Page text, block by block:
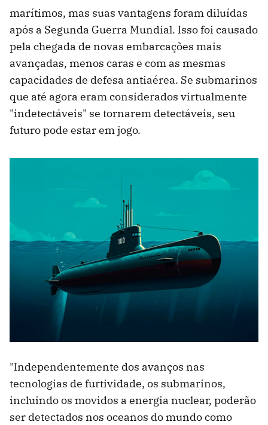
marítimos, mas suas vantagens foram diluídas
após a Segunda Guerra Mundial. Isso foi causado
pela chegada de novas embarcações mais
avançadas, menos caras e com as mesmas
capacidades de defesa antiaérea. Se submarinos
que até agora eram considerados virtualmente
"indetectáveis" se tornarem detectáveis, seu
futuro pode estar em jogo.
"Independentemente dos avanços nas
tecnologias de furtividade, os submarinos,
incluindo os movidos a energia nuclear, poderão
ser detectados nos oceanos do mundo como